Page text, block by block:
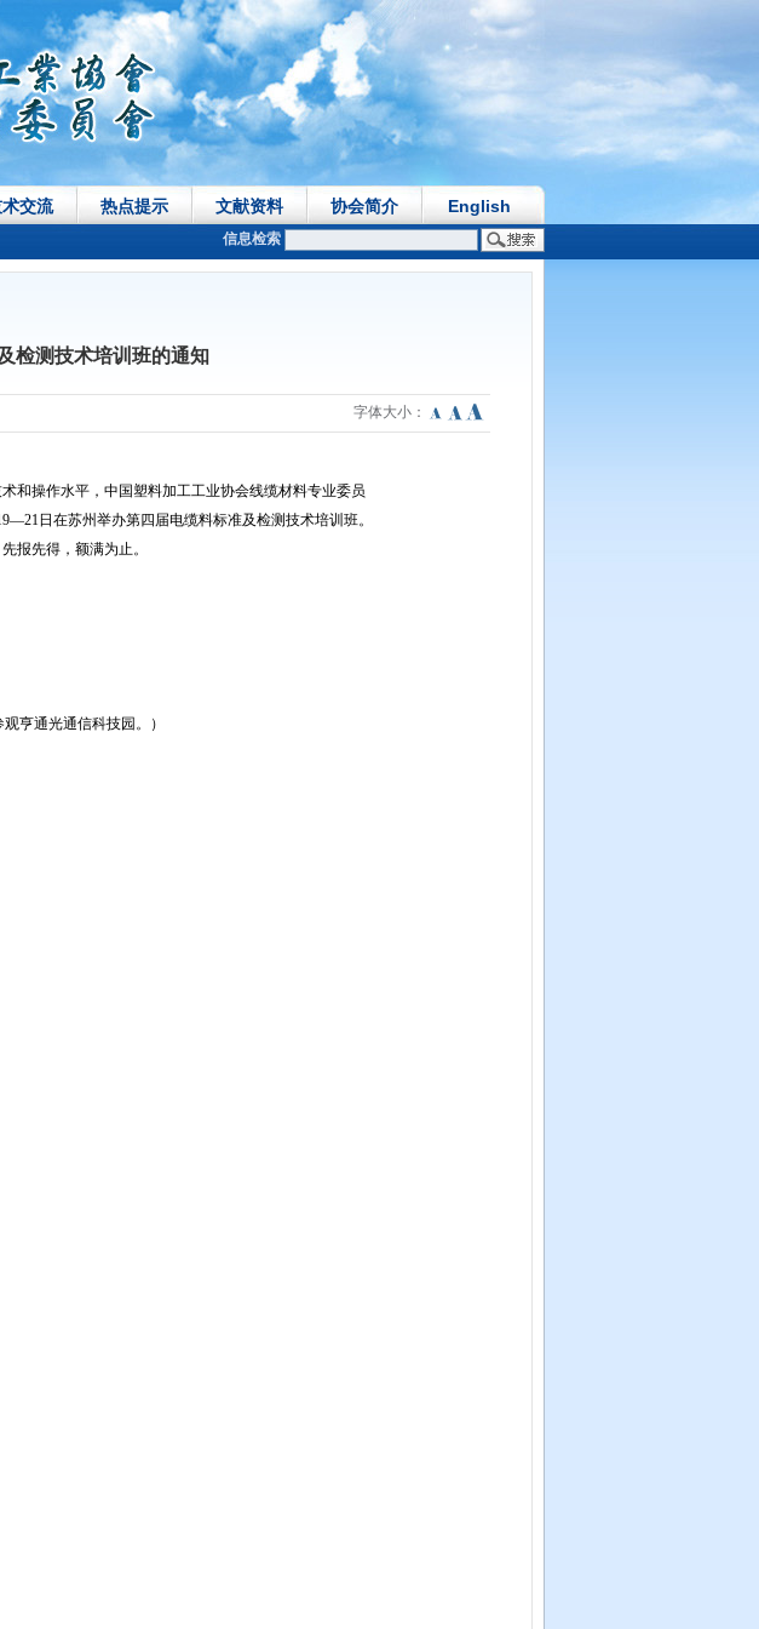
交流 热点提示 文献资料 协会简介 English
信息检索
检测技术培训班的通知
字体大小：
操作水平，中国塑料加工工业协会线缆材料专业委员
日在苏州举办第四届电缆料标准及检测技术培训班。
报先得，额满为止。
亨通光通信科技园。）